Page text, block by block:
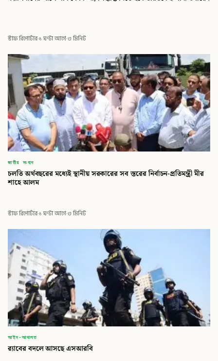
স্টাফ রিপোর্টার·১ ঘণ্টা আগে·৩ মিনিট
জাতীয় সংবাদ
চলতি অর্থবছরের মধ্যেই স্থানীয় সরকারের সব স্তরের নির্বাচন-প্রতিমন্ত্রী মীর
শাহে আলম
স্টাফ রিপোর্টার·১ ঘণ্টা আগে·৩ মিনিট
আইন-আদালত
র‍্যাবের বদলে আসছে এসআরবি